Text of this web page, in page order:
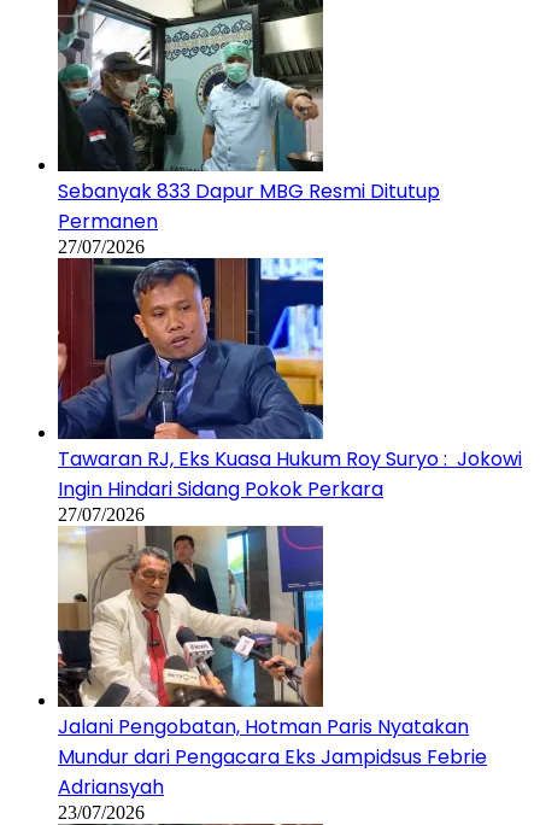
Sebanyak 833 Dapur MBG Resmi Ditutup
Permanen
27/07/2026
Tawaran RJ, Eks Kuasa Hukum Roy Suryo : Jokowi
Ingin Hindari Sidang Pokok Perkara
27/07/2026
Jalani Pengobatan, Hotman Paris Nyatakan
Mundur dari Pengacara Eks Jampidsus Febrie
Adriansyah
23/07/2026